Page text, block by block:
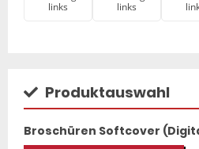
links
links
Produktauswahl
Broschüren Softcover